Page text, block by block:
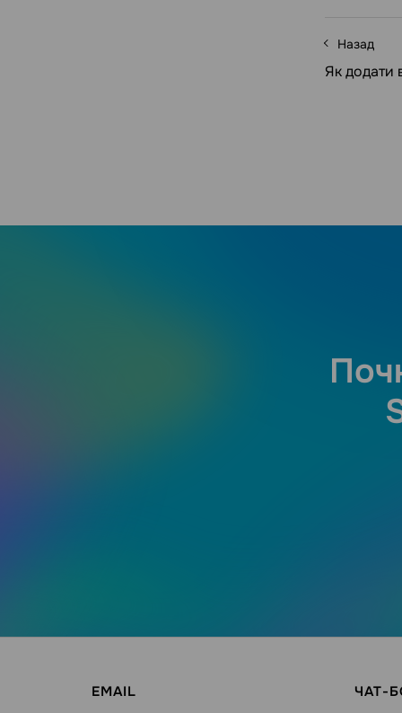
Назад
Як додати
EMAIL ЧАТ-